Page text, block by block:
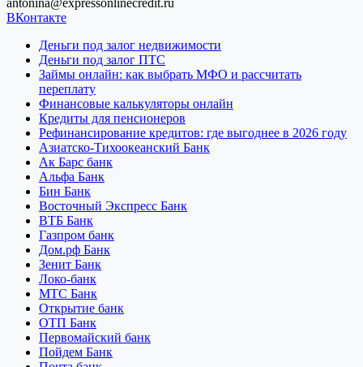
ВКонтакте
Деньги под залог недвижимости
Деньги под залог ПТС
Займы онлайн: как выбрать МФО и рассчитать
переплату
Финансовые калькуляторы онлайн
Кредиты для пенсионеров
Рефинансирование кредитов: где выгоднее в 2026 году
Азиатско-Тихоокеанский Банк
Ак Барс банк
Альфа Банк
Бин Банк
Восточный Экспресс Банк
ВТБ Банк
Газпром банк
Дом.рф Банк
Зенит Банк
Локо-банк
МТС Банк
Открытие банк
ОТП Банк
Первомайский банк
Пойдем Банк